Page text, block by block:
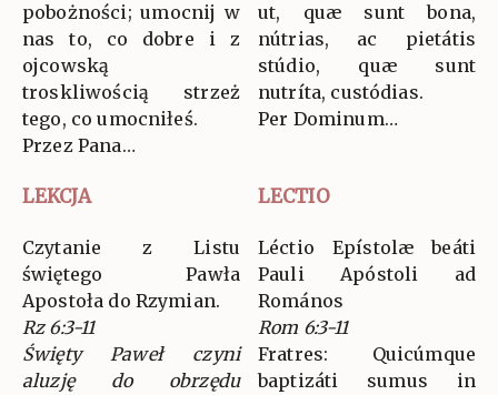
pobożności; umocnij w
nas to, co dobre i z
ojcowską
troskliwością strzeż
tego, co umocniłeś.
Przez Pana…
ut, quæ sunt bona,
nútrias, ac pietátis
stúdio, quæ sunt
nutríta, custódias.
Per Dominum…
LEKCJA LECTIO
Czytanie z Listu
świętego Pawła
Apostoła do Rzymian.
Rz 6:3-11
Święty Paweł czyni
aluzję do obrzędu
Léctio Epístolæ beáti
Pauli Apóstoli ad
Romános
Rom 6:3-11
Fratres: Quicúmque
baptizáti sumus in